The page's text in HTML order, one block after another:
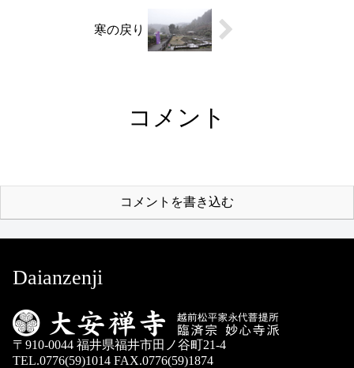
寒の戻り
コメント
コメントを書き込む
Daianzenji
〒910-0044 福井県福井市田ノ谷町21-4
TEL.0776(59)1014 FAX.0776(59)1874